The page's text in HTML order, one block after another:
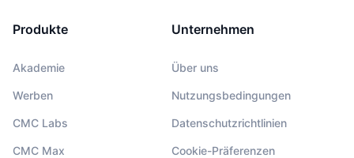
Produkte
Akademie
Werben
CMC Labs
CMC Max
Unternehmen
Über uns
Nutzungsbedingungen
Datenschutzrichtlinien
Cookie-Präferenzen